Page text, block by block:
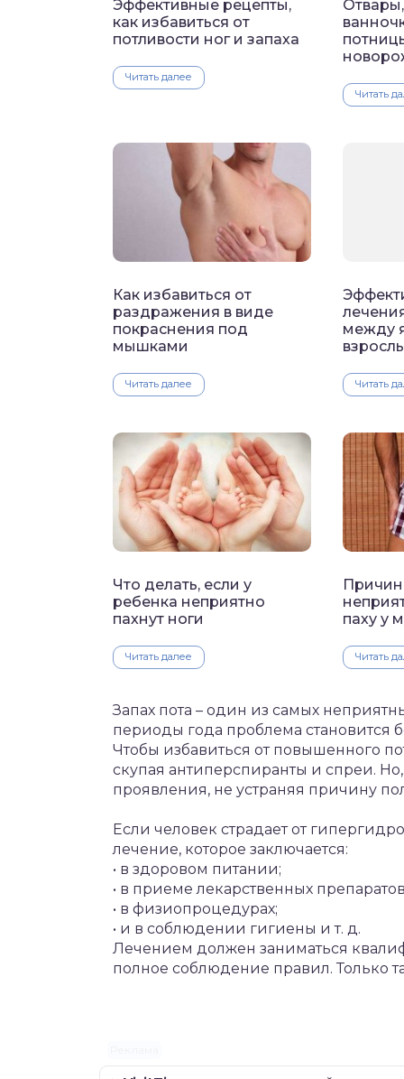
Эффективные рецепты,
как избавиться от
потливости ног и запаха
Читать далее
Читать
Как избавиться от
раздражения в виде
покраснения под
мышками
Читать далее
между
Читать
Что делать, если у
ребенка неприятно
пахнут ноги
Читать далее
паху у
Читать
Запах пота – один из самых
периоды года проблема становится
Чтобы избавиться от повышенного
скупая антиперспиранты и спреи.
проявления, не устраняя причину
Если человек страдает от
лечение, которое заключается:
• в здоровом питании;
• в приеме лекарственных
• в физиопроцедурах;
• и в соблюдении гигиены и т. д.
Лечением должен заниматься
полное соблюдение правил. Только